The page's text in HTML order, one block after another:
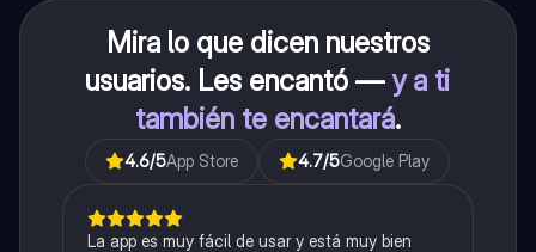
Mira lo que dicen nuestros
usuarios. Les encantó —y a ti
también te encantará.
4.6/5App Store 4.7/5Google Play
La app es muy fácil de usar y está muy bien